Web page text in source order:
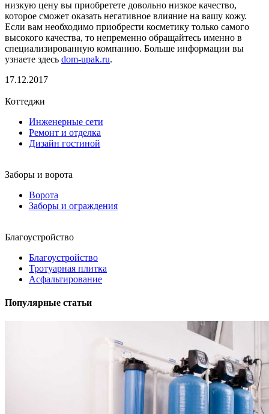
низкую цену вы приобретете довольно низкое качество,
которое сможет оказать негативное влияние на вашу кожу.
Если вам необходимо приобрести косметику только самого
высокого качества, то непременно обращайтесь именно в
специализированную компанию. Больше информации вы
узнаете здесь dom-upak.ru.
17.12.2017
Коттеджи
Инженерные сети
Ремонт и отделка
Дизайн гостиной
Заборы и ворота
Ворота
Заборы и ограждения
Благоустройство
Благоустройство
Тротуарная плитка
Асфальтирование
Популярные статьи